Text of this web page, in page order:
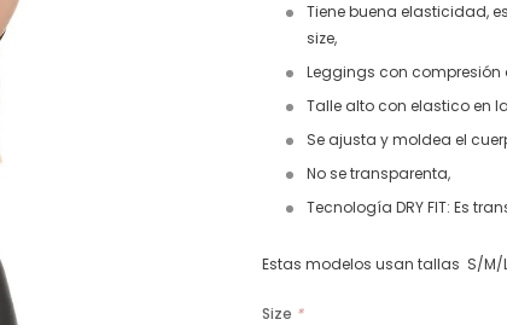
Tiene buena elasticidad,
size,
Leggings con
Talle alto con elastico en
Se ajusta y moldea el
No se transparenta,
Tecnología DRY FIT: Es
Estas modelos usan tallas S/M/L
Size *